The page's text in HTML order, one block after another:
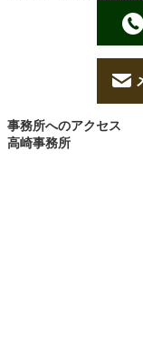
事務所へのアクセス
高崎事務所